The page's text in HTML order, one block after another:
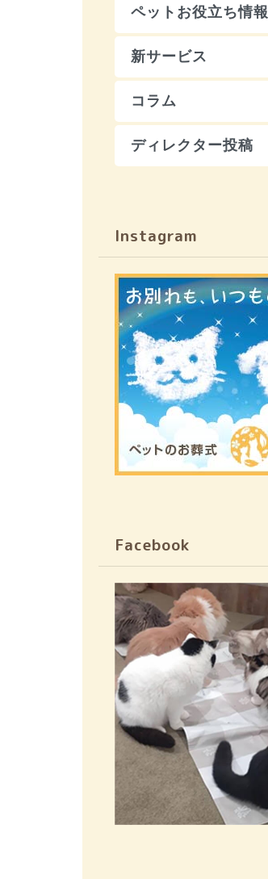
ペットお役立ち情報
新サービス
コラム
ディレクター投稿
Instagram
Facebook